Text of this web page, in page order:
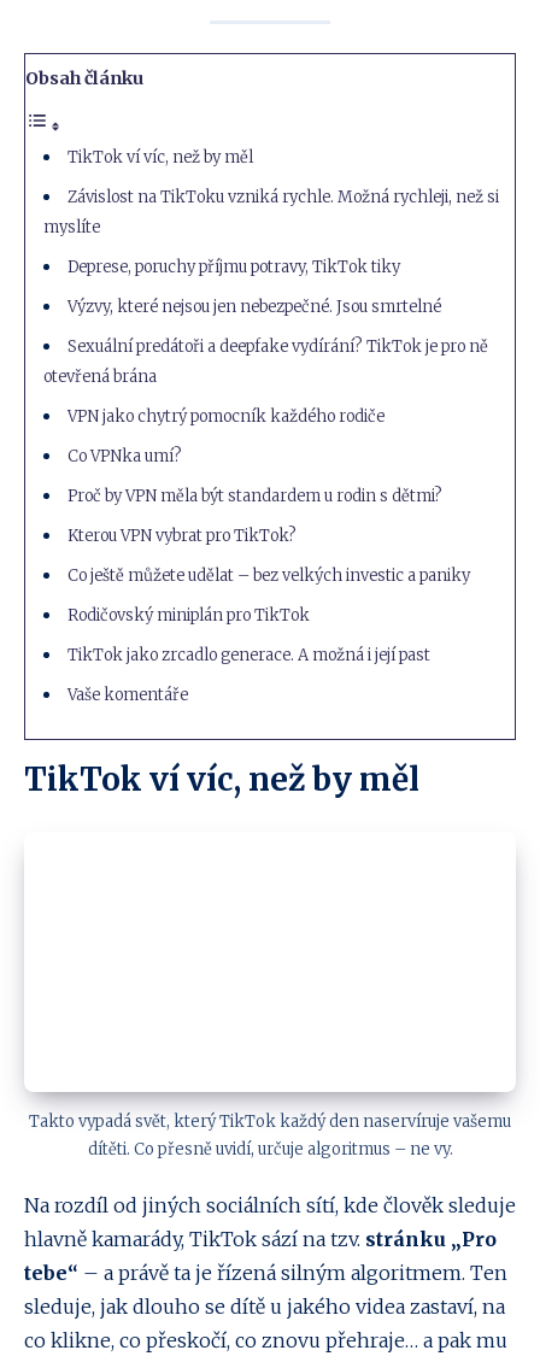
Obsah článku
TikTok ví víc, než by měl
Závislost na TikToku vzniká rychle. Možná rychleji, než si
myslíte
Deprese, poruchy příjmu potravy, TikTok tiky
Výzvy, které nejsou jen nebezpečné. Jsou smrtelné
Sexuální predátoři a deepfake vydírání? TikTok je pro ně
otevřená brána
VPN jako chytrý pomocník každého rodiče
Co VPNka umí?
Proč by VPN měla být standardem u rodin s dětmi?
Kterou VPN vybrat pro TikTok?
Co ještě můžete udělat – bez velkých investic a paniky
Rodičovský miniplán pro TikTok
TikTok jako zrcadlo generace. A možná i její past
Vaše komentáře
TikTok ví víc, než by měl
Takto vypadá svět, který TikTok každý den naservíruje vašemu
dítěti. Co přesně uvidí, určuje algoritmus – ne vy.
Na rozdíl od jiných sociálních sítí, kde člověk sleduje
hlavně kamarády, TikTok sází na tzv. stránku „Pro
tebe“ – a právě ta je řízená silným algoritmem. Ten
sleduje, jak dlouho se dítě u jakého videa zastaví, na
co klikne, co přeskočí, co znovu přehraje… a pak mu